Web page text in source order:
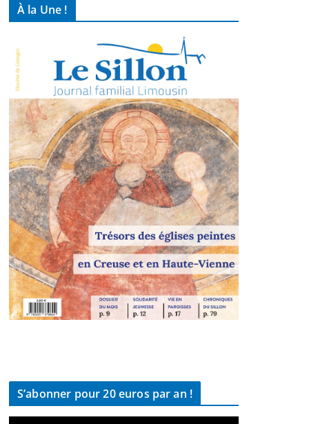
À la Une !
S’abonner pour 20 euros par an !